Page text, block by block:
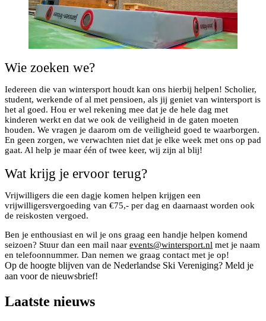
Wie zoeken we?
Iedereen die van wintersport houdt kan ons hierbij helpen! Scholier,
student, werkende of al met pensioen, als jij geniet van wintersport is
het al goed. Hou er wel rekening mee dat je de hele dag met
kinderen werkt en dat we ook de veiligheid in de gaten moeten
houden. We vragen je daarom om de veiligheid goed te waarborgen.
En geen zorgen, we verwachten niet dat je elke week met ons op pad
gaat. Al help je maar één of twee keer, wij zijn al blij!
Wat krijg je ervoor terug?
Vrijwilligers die een dagje komen helpen krijgen een
vrijwilligersvergoeding van €75,- per dag en daarnaast worden ook
de reiskosten vergoed.
Ben je enthousiast en wil je ons graag een handje helpen komend
seizoen? Stuur dan een mail naar events@wintersport.nl met je naam
en telefoonnummer. Dan nemen we graag contact met je op!
Op de hoogte blijven van de Nederlandse Ski Vereniging? Meld je
aan voor de nieuwsbrief!
Laatste nieuws